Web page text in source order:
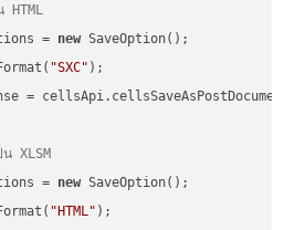
= new SaveOption();
"SXC" );
=
XLSM
= new SaveOption();
"HTML" );